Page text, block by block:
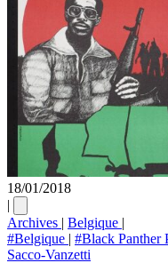
18/01/2018
|
Archives | Belgique |
#Belgique | #Black Panther
Sacco-Vanzetti